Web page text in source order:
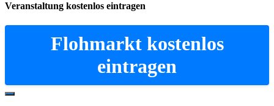
Content
Veranstaltung kostenlos eintragen
Flohmarkt kostenlos
eintragen
Hide